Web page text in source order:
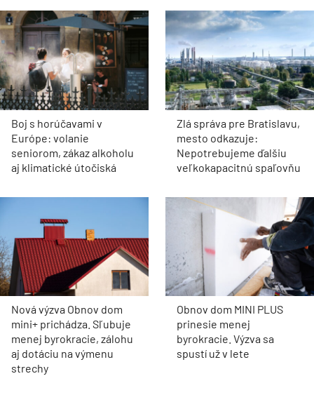
Boj s horúčavami v
Európe: volanie
seniorom, zákaz alkoholu
aj klimatické útočiská
Zlá správa pre Bratislavu,
mesto odkazuje:
Nepotrebujeme ďalšiu
veľkokapacitnú spaľovňu
Nová výzva Obnov dom
mini+ prichádza. Sľubuje
menej byrokracie, zálohu
aj dotáciu na výmenu
strechy
Obnov dom MINI PLUS
prinesie menej
byrokracie. Výzva sa
spustí už v lete